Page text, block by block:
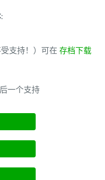
:
支持！）可在 存档下载
一个支持